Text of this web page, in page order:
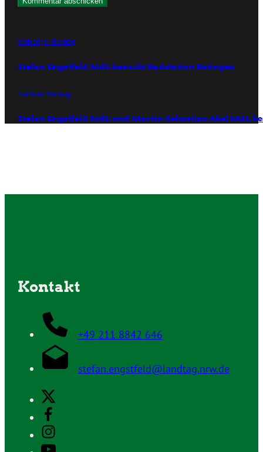
Vorheriger Beitrag
Stefan Engstfeld MdL besucht Radstation Ratingen
Nächster Beitrag
Stefan Engstfeld MdL und Martin-Sebastian Abel MdL
Kontakt
+49 211 8842 646
stefan.engstfeld@landtag.nrw.de